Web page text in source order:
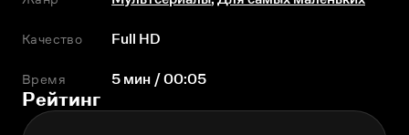
Качество Full HD
Время 5 мин / 00:05
Рейтинг